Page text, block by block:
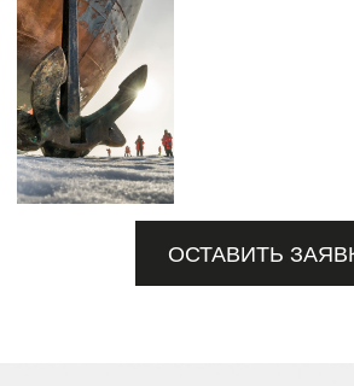
Бухта Тихая известна хорошо сохранившимися
постройками первой советской полярной